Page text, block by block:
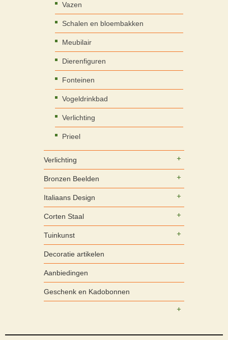
Vazen
Schalen en bloembakken
Meubilair
Dierenfiguren
Fonteinen
Vogeldrinkbad
Verlichting
Prieel
Verlichting
Bronzen Beelden
Italiaans Design
Corten Staal
Tuinkunst
Decoratie artikelen
Aanbiedingen
Geschenk en Kadobonnen